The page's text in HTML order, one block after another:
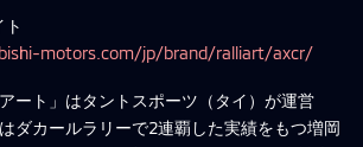
ト
motors.com/jp/brand/ralliart/axcr/
ート」はタントスポーツ（タイ）が運営
ダカールラリーで2連覇した実績をもつ増岡